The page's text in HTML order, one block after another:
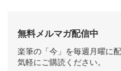
無料メルマガ配信中
楽筆の「今」を毎週月曜に
気軽にご購読ください。